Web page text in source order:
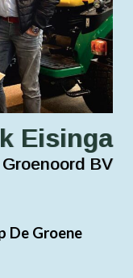
Eisinga
Groenoord BV
De Groene